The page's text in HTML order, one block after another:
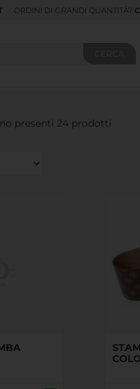
ORDINI DI GRANDI QUANTITÀ?
presenti 24 prodotti